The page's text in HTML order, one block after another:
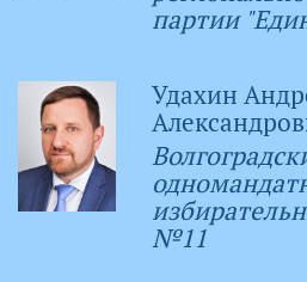
партии
Удахин
№11